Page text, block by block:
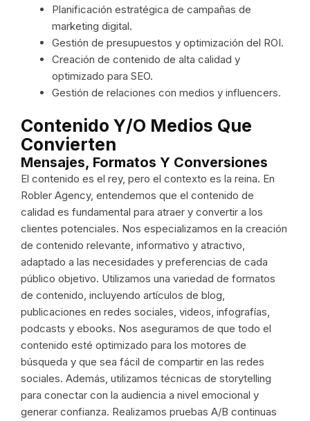
Planificación estratégica de campañas de
marketing digital.
Gestión de presupuestos y optimización del ROI.
Creación de contenido de alta calidad y
optimizado para SEO.
Gestión de relaciones con medios y influencers.
Contenido Y/o Medios Que
Convierten
Mensajes, Formatos Y Conversiones
El contenido es el rey, pero el contexto es la reina. En
Robler Agency, entendemos que el contenido de
calidad es fundamental para atraer y convertir a los
clientes potenciales. Nos especializamos en la creación
de contenido relevante, informativo y atractivo,
adaptado a las necesidades y preferencias de cada
público objetivo. Utilizamos una variedad de formatos
de contenido, incluyendo artículos de blog,
publicaciones en redes sociales, videos, infografías,
podcasts y ebooks. Nos aseguramos de que todo el
contenido esté optimizado para los motores de
búsqueda y que sea fácil de compartir en las redes
sociales. Además, utilizamos técnicas de storytelling
para conectar con la audiencia a nivel emocional y
generar confianza. Realizamos pruebas A/B continuas